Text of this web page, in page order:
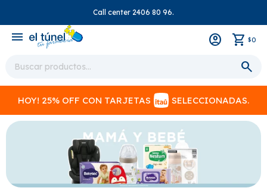
Call center 2406 80 96.
menu $0
HOY! 25% OFF CON TARJETAS SELECCIONADAS.
close